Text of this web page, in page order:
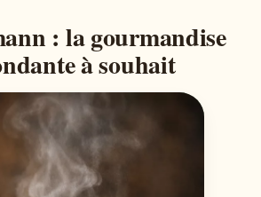
: la gourmandise
à souhait